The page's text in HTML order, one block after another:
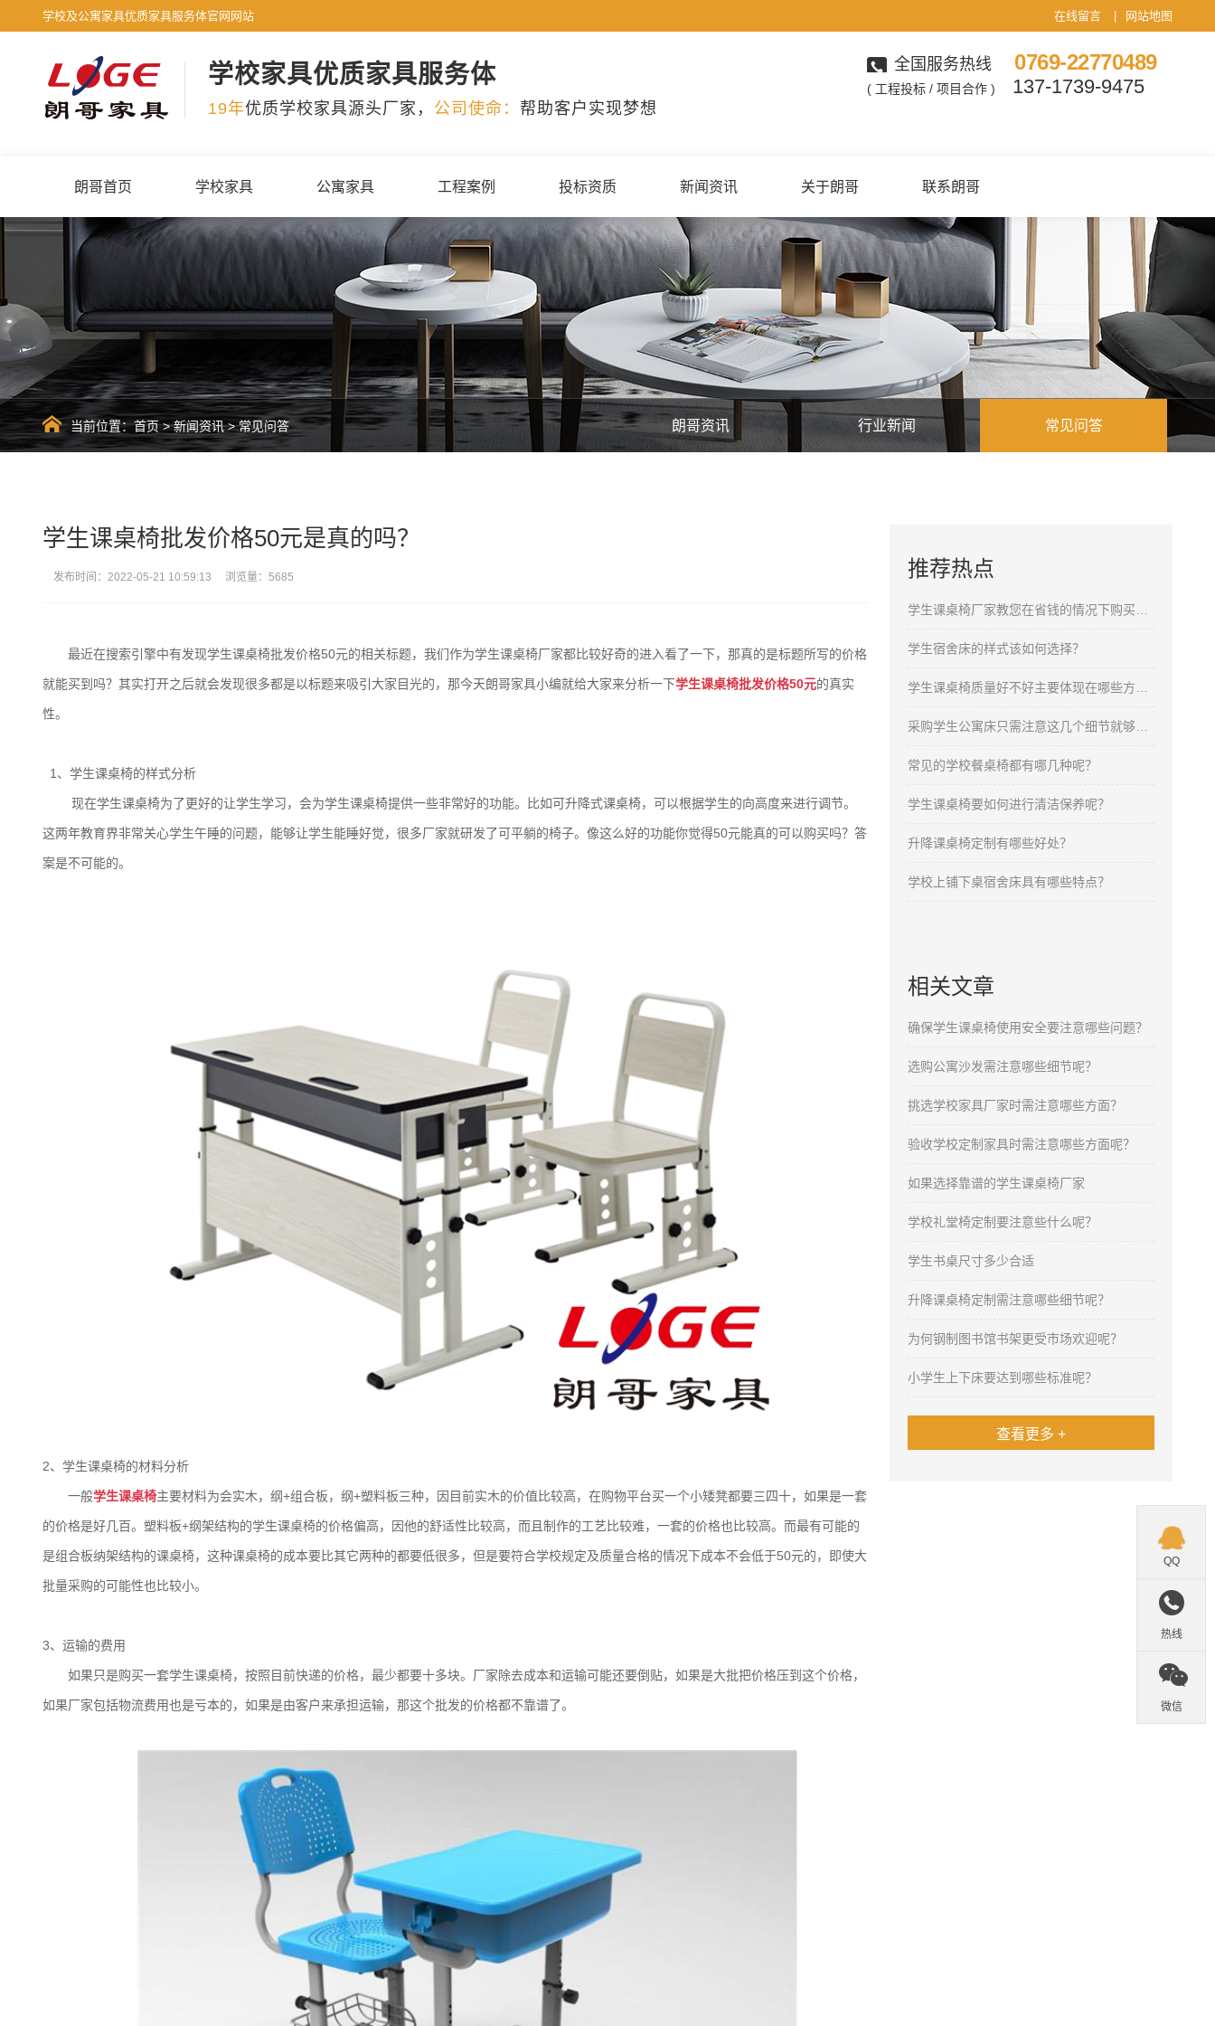
学校及公寓家具优质家具服务体官网网站 在线留言 网站地图
学校家具优质家具服务体
19年优质学校家具源头厂家， 公司使命： 帮助客户实现梦想
全国服务热线 0769-22770489
( 工程投标 / 项目合作 ) 137-1739-9475
朗哥首页 学校家具 公寓家具 工程案例 投标资质 新闻资讯 关于朗哥 联系朗哥
当前位置：首页>新闻资讯>常见问答 朗哥资讯 行业新闻 常见问答
学生课桌椅批发价格50元是真的吗？
发布时间：2022-05-21 10:59:13 浏览量：5685
最近在搜索引擎中有发现学生课桌椅批发价格50元的相关标题，我们作为学生课桌椅厂家都比较好奇的进入看了一下，那真的是标题所写的价格
就能买到吗？其实打开之后就会发现很多都是以标题来吸引大家目光的，那今天朗哥家具小编就给大家来分析一下学生课桌椅批发价格50元的真实
性。
1、学生课桌椅的样式分析
现在学生课桌椅为了更好的让学生学习，会为学生课桌椅提供一些非常好的功能。比如可升降式课桌椅，可以根据学生的向高度来进行调节。
这两年教育界非常关心学生午睡的问题，能够让学生能睡好觉，很多厂家就研发了可平躺的椅子。像这么好的功能你觉得50元能真的可以购买吗？答
案是不可能的。
2、学生课桌椅的材料分析
一般学生课桌椅主要材料为会实木，纲+组合板，纲+塑料板三种，因目前实木的价值比较高，在购物平台买一个小矮凳都要三四十，如果是一套
的价格是好几百。塑料板+纲架结构的学生课桌椅的价格偏高，因他的舒适性比较高，而且制作的工艺比较难，一套的价格也比较高。而最有可能的
是组合板纳架结构的课桌椅，这种课桌椅的成本要比其它两种的都要低很多，但是要符合学校规定及质量合格的情况下成本不会低于50元的，即使大
批量采购的可能性也比较小。
3、运输的费用
如果只是购买一套学生课桌椅，按照目前快递的价格，最少都要十多块。厂家除去成本和运输可能还要倒贴，如果是大批把价格压到这个价格，
如果厂家包括物流费用也是亏本的，如果是由客户来承担运输，那这个批发的价格都不靠谱了。
推荐热点
学生宿舍床的样式该如何选择？
常见的学校餐桌椅都有哪几种呢？
学生课桌椅要如何进行清洁保养呢？
升降课桌椅定制有哪些好处？
学校上铺下桌宿舍床具有哪些特点？
相关文章
确保学生课桌椅使用安全要注意哪些问题？
选购公寓沙发需注意哪些细节呢？
挑选学校家具厂家时需注意哪些方面？
验收学校定制家具时需注意哪些方面呢？
如果选择靠谱的学生课桌椅厂家
学校礼堂椅定制要注意些什么呢？
学生书桌尺寸多少合适
升降课桌椅定制需注意哪些细节呢？
为何钢制图书馆书架更受市场欢迎呢？
小学生上下床要达到哪些标准呢？
查看更多 +

QQ

热线

微信